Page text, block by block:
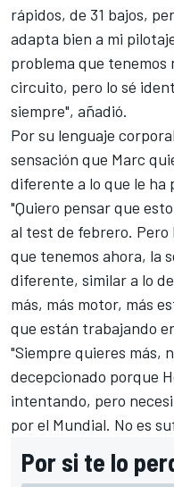
rápidos, de 31 bajos,
adapta bien a mi
problema que tenemos
circuito, pero lo sé
siempre", añadió.
Por su lenguaje
sensación que Marc
diferente a lo que le ha
"Quiero pensar que
al test de febrero. Pero
que tenemos ahora, la
diferente, similar a lo
más, más motor, más
que están trabajando
"Siempre quieres más,
decepcionado porque
intentando, pero
por el Mundial. No es
Por si te lo